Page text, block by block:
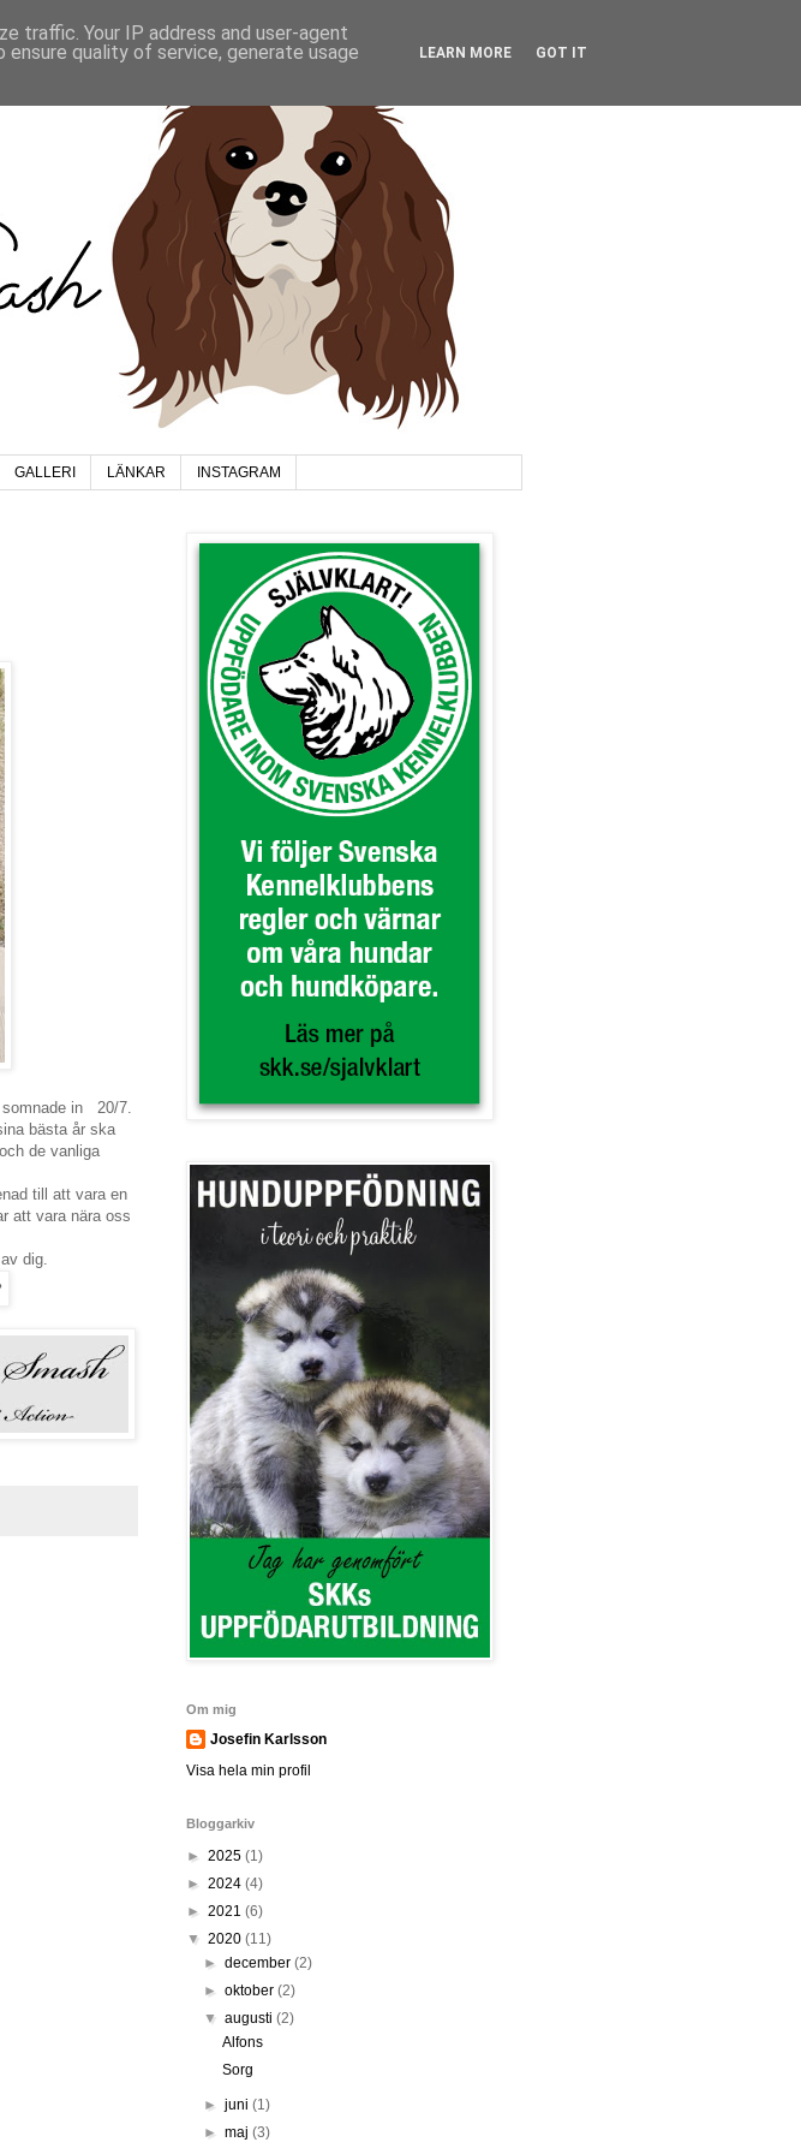
GALLERI LÄNKAR INSTAGRAM
somnade in 20/7.
bästa år ska
de vanliga
till att vara en
att vara nära oss
dig.
Om mig
Josefin Karlsson
Visa hela min profil
Bloggarkiv
► 2025 (1)
► 2024 (4)
► 2021 (6)
▼ 2020 (11)
►december(2)
►oktober(2)
▼augusti(2)
Alfons
Sorg
►juni(1)
►maj(3)
traffic. Your IP address and user-agent
quality of service, generate usage
LEARN MORE GOT IT